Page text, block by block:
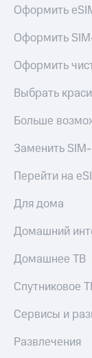
на
С
Деньги
МТС
деньги
и
доход
и
номер
номер
РИИЛ
при
с
МТС
Скидки
до
на
покупке
со
МТС
Оформить
Оформить
Оформить
Выбрать
Больше
Заменить
Перейти на
Для дома
Домашний
Домашнее ТВ
Спутниковое
Сервисы и
Развлечения